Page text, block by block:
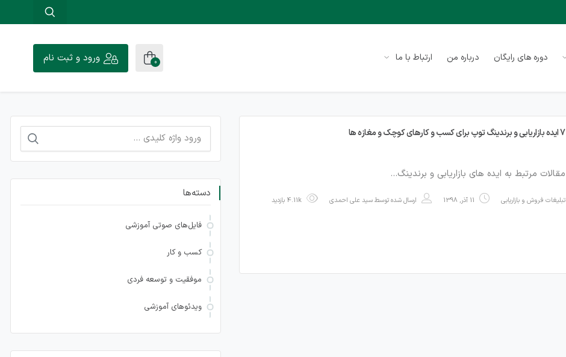
دوره های رایگان درباره من ارتباط با ما 0 ورود و ثبت نام
7 ایده بازاریابی و برندینگ توپ برای کسب و کارهای کوچک و مغازه ها
مقالات مرتبط به ایده های بازاریابی و برندینگ…
تبلیغات فروش و بازاریابی 11 آذر, 1398 ارسال شده توسطسید علی احمدی 4.11k بازدید
جستجو
برای:
دسته‌ها
فایل‌های صوتی آموزشی
کسب و کار
موفقیت و توسعه فردی
ویدئوهای آموزشی